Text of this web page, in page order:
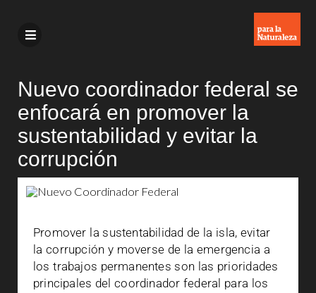
Nuevo coordinador federal se
enfocará en promover la
sustentabilidad y evitar la
corrupción
Promover la sustentabilidad de la isla, evitar
la corrupción y moverse de la emergencia a
los trabajos permanentes son las prioridades
principales del coordinador federal para los